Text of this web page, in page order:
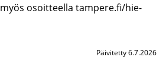
osoit­teel­la tam­pe­re.fi/hie­
Päivitetty 6.7.2026